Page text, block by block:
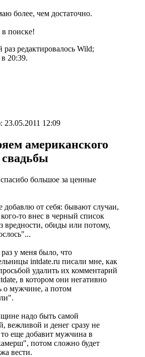
более, чем достаточно.
поиске!
редактировалось Wild;
20:39.
23.05.2011 12:09
американского
большое за ценные
добавлю от себя: бывают случаи,
то внес в черный список
вредности, обиды или потому,
у меня было, что
intdate.ru писали мне, как
удалить их комментарий
в котором они негативно
о мужчине, а потом
надо быть самой
вежливой и денег сразу не
то еще добавит мужчина в
потом сложно будет
вести.